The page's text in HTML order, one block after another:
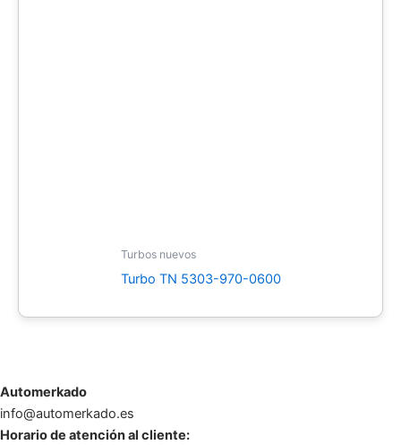
Turbos nuevos
Turbo TN 5303-970-0600
Automerkado
info@automerkado.es
Horario de atención al cliente: